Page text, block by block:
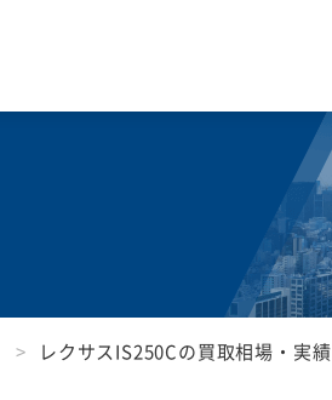
レクサスIS250Cの買取相場・実績